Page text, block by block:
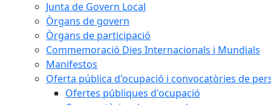
Junta de Govern Local
Òrgans de govern
Òrgans de participació
Commemoració Dies Internacionals i Mundials
Manifestos
Oferta pública d'ocupació i convocatòries de
Ofertes públiques d'ocupació